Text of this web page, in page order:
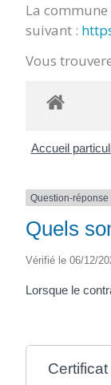
La
suivant :
Vous
Accueil
Question-réponse
Quels
Vérifié le 06/12/
Lorsque le
Certificat